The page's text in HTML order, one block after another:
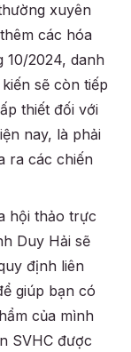
xuyên
các hóa
10/2024, danh
sẽ còn tiếp
thiết đối với
nay, là phải
ra các chiến
hội thảo trực
Duy Hải sẽ
định liên
giúp bạn có
của mình
SVHC được